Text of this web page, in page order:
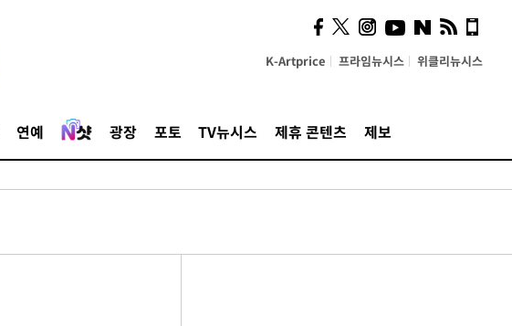
K-Artprice 프라임뉴시스 위클리뉴시스
연예 광장 포토 TV뉴시스 제휴 콘텐츠 제보
시, 스마트폰 액세서리에
NFC 더했다